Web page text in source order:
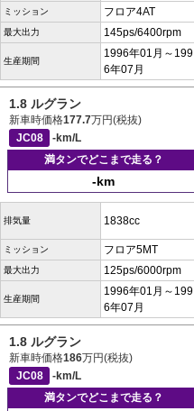
ミッション フロア4AT
最大出力 145ps/6400rpm
生産期間
1996年01月～199
6年07月
1.8 ルグラン
新車時価格177.7万円(税抜)
JC08
-km/L
満タンでどこまで走る？
-km
排気量 1838cc
ミッション フロア5MT
最大出力 125ps/6000rpm
生産期間
1996年01月～199
6年07月
1.8 ルグラン
新車時価格186万円(税抜)
JC08
-km/L
満タンでどこまで走る？